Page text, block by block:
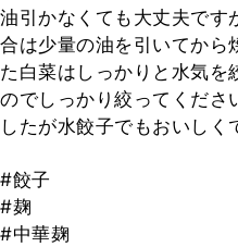
油引かなくても大丈夫です
合は少量の油を引いてから
た白菜はしっかりと水気を
のでしっかり絞ってくださ
したが水餃子でもおいしく
#餃子
#麹
#中華麹